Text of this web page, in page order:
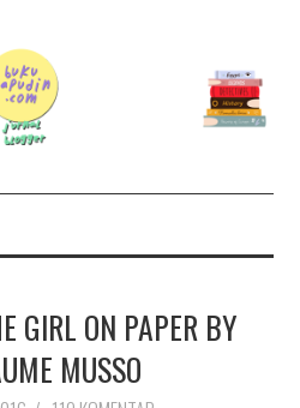
GIRL ON PAPER BY
MUSSO